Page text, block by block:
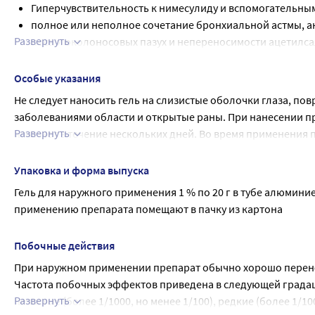
Гиперчувствительность к нимесулиду и
полное или неполное сочетание бронхиальной астмы,
носа и околоносовых пазух и непереносимости
эрозивно-язвенные поражения желудочно-кишечного
дерматозы, повреждения эпидермиса и инфекции
выраженная почечная (клиренс креатинина менее 30
беременность и период грудного вскармливания;
детский возраст до 12 лет. С осторожностью Почечная
двенадцатиперстной кишки); кровотечения из
гемофилия, удлинение времени кровотечения,
артериальная гипертензия; сахарный диабет 2 типа;
проводилось, применение препарата противопоказано
Развернуть
Особые указания
Не следует наносить гель на слизистые оболочки глаза,
заболеваниями области и открытые раны. При нанесении
исчезает в течение нескольких дней. Во время
большим количеством воды. Гель следует с
вызванных салицилатами. Не следует использовать
Влияние лекарственного препарата на способность
Применение препарата не влияет на способность
Развернуть
Упаковка и форма выпуска
Гель для наружного применения 1 % по 20 г в тубе
применению препарата помещают в пачку из картона
Побочные действия
При наружном применении препарат обычно хорошо
Частота побочных эффектов приведена в следующей
нечастые (более 1/1000, но менее 1/100), редкие (более 1/
Развернуть